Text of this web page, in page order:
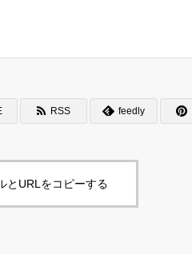
RSS feedly
とURLをコピーする